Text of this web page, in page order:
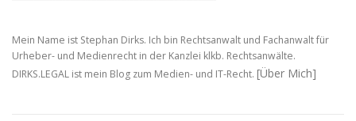
Mein Name ist Stephan Dirks. Ich bin Rechtsanwalt und Fachanwalt für
Urheber- und Medienrecht in der Kanzlei klkb. Rechtsanwälte.
DIRKS.LEGAL ist mein Blog zum Medien- und IT-Recht. [Über Mich]